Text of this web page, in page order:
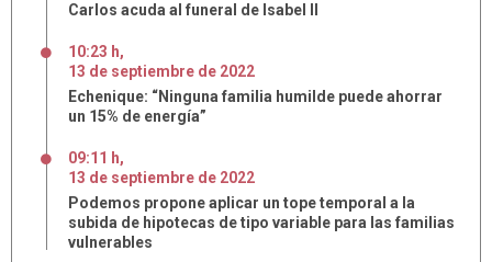
Carlos acuda al funeral de Isabel II
10:23 h,
13 de septiembre de 2022
Echenique: “Ninguna familia humilde puede ahorrar
un 15% de energía”
09:11 h,
13 de septiembre de 2022
Podemos propone aplicar un tope temporal a la
subida de hipotecas de tipo variable para las familias
vulnerables